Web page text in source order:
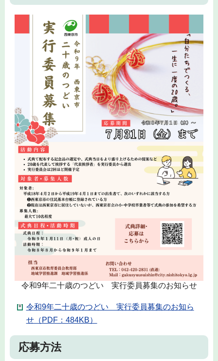
令和9年二十歳のつどい 実行委員募集のお知らせ
令和9年二十歳のつどい 実行委員募集のお知ら
せ（PDF：484KB）
応募方法